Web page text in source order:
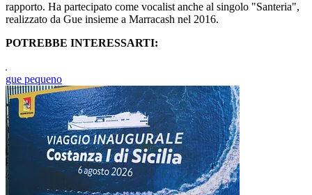
rapporto. Ha partecipato come vocalist anche al singolo "Santeria",
realizzato da Gue insieme a Marracash nel 2016.
POTREBBE INTERESSARTI:
gue pequeno